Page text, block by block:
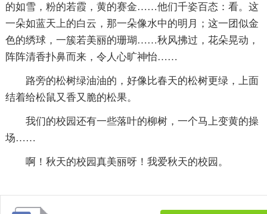
的如雪，粉的若霞，黄的赛金……他们千姿百态：看。这
一朵如蓝天上的白云，那一朵像水中的明月；这一团似金
色的绣球，一簇若美丽的珊瑚……秋风拂过，花朵晃动，
阵阵清香扑鼻而来，令人心旷神怡……
路旁的松树绿油油的，好像比春天的松树更绿，上面
结着给松鼠又香又脆的松果。
我们的校园还有一些落叶的柳树，一个马上变黄的操
场……
啊！秋天的校园真美丽呀！我爱秋天的校园。